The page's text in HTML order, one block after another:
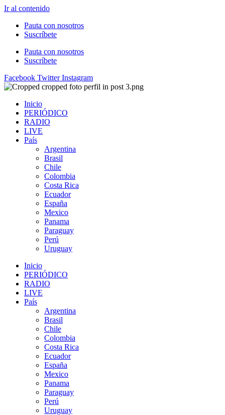
Ir al contenido
Pauta con nosotros
Suscríbete
Pauta con nosotros
Suscríbete
Facebook Twitter Instagram
Inicio
PERIÓDICO
RADIO
LIVE
País
Argentina
Brasil
Chile
Colombia
Costa Rica
Ecuador
España
Mexico
Panama
Paraguay
Perú
Uruguay
Inicio
PERIÓDICO
RADIO
LIVE
País
Argentina
Brasil
Chile
Colombia
Costa Rica
Ecuador
España
Mexico
Panama
Paraguay
Perú
Uruguay